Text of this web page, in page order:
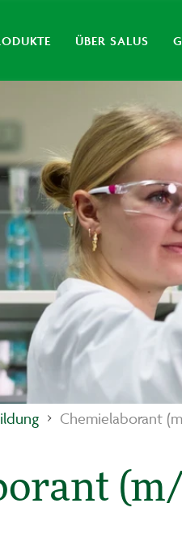
ÜBER SALUS
Chemielaborant